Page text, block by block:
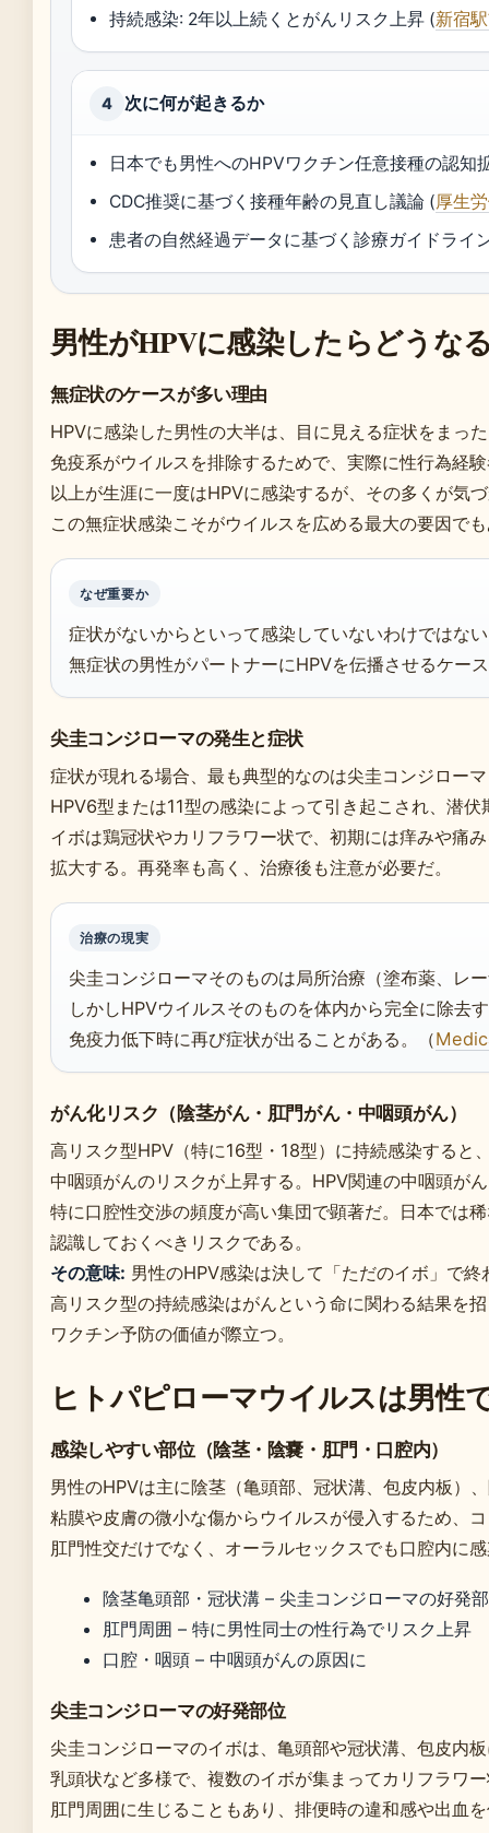
持続感染: 2年以上続くとがんリスク上昇 (新宿
4 次に何が起きるか
日本でも男性へのHPVワクチン任意接種の認知
CDC推奨に基づく接種年齢の見直し議論 (厚生
患者の自然経過データに基づく診療ガイドラ
男性がHPVに感染したらどうな
無症状のケースが多い理由
HPVに感染した男性の大半は、目に見える症状をまっ
免疫系がウイルスを排除するためで、実際に性行為経
以上が生涯に一度はHPVに感染するが、その多くが気
この無症状感染こそがウイルスを広める最大の要因で
なぜ重要か
症状がないからといって感染していないわけではな
無症状の男性がパートナーにHPVを伝播させるケー
尖圭コンジローマの発生と症状
症状が現れる場合、最も典型的なのは尖圭コンジロー
HPV6型または11型の感染によって引き起こされ、潜
イボは鶏冠状やカリフラワー状で、初期には痒みや痛
拡大する。再発率も高く、治療後も注意が必要だ。
治療の現実
尖圭コンジローマそのものは局所治療（塗布薬、レ
しかしHPVウイルスそのものを体内から完全に除去
免疫力低下時に再び症状が出ることがある。（
がん化リスク（陰茎がん・肛門がん・中咽頭がん）
高リスク型HPV（特に16型・18型）に持続感染すると
中咽頭がんのリスクが上昇する。HPV関連の中咽頭が
特に口腔性交渉の頻度が高い集団で顕著だ。日本では
認識しておくべきリスクである。
その意味: 男性のHPV感染は決して「ただのイボ」で終
高リスク型の持続感染はがんという命に関わる結果を
ワクチン予防の価値が際立つ。
ヒトパピローマウイルスは男性
感染しやすい部位（陰茎・陰嚢・肛門・口腔内）
男性のHPVは主に陰茎（亀頭部、冠状溝、包皮内板）
粘膜や皮膚の微小な傷からウイルスが侵入するため、
肛門性交だけでなく、オーラルセックスでも口腔内に
陰茎亀頭部・冠状溝 – 尖圭コンジローマの好発
肛門周囲 – 特に男性同士の性行為でリスク上昇
口腔・咽頭 – 中咽頭がんの原因に
尖圭コンジローマの好発部位
尖圭コンジローマのイボは、亀頭部や冠状溝、包皮内
乳頭状など多様で、複数のイボが集まってカリフラワ
肛門周囲に生じることもあり、排便時の違和感や出血